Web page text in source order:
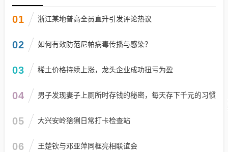
01 浙江某地普高全员直升引发评论热议
02 如何有效防范尼帕病毒传播与感染？
03 稀土价格持续上涨，龙头企业成功扭亏为盈
04 男子发现妻子上厕所时存钱的秘密，每天存下千元的习惯
05 大兴安岭猞猁日常打卡检查站
06 王楚钦与邓亚萍同框亮相联谊会